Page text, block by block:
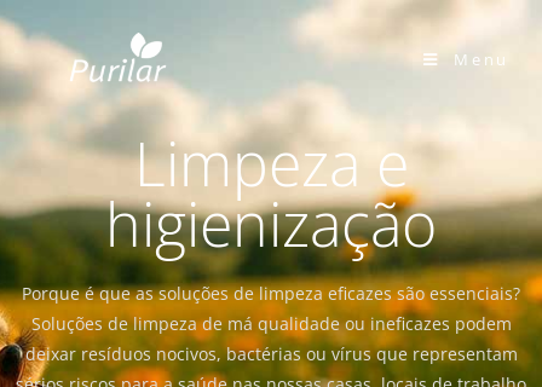
Menu
Limpeza e
higienização
Porque é que as soluções de limpeza eficazes são essenciais?
Soluções de limpeza de má qualidade ou ineficazes podem
deixar resíduos nocivos, bactérias ou vírus que representam